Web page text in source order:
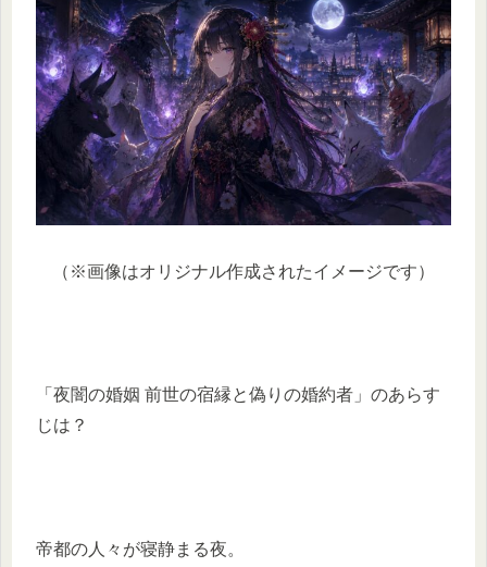
（※画像はオリジナル作成されたイメージです）
「夜闇の婚姻 前世の宿縁と偽りの婚約者」のあらす
じは？
帝都の人々が寝静まる夜。